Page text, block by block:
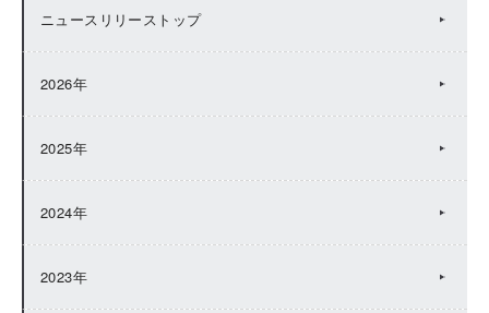
ニュースリリーストップ
2026年
2025年
2024年
2023年